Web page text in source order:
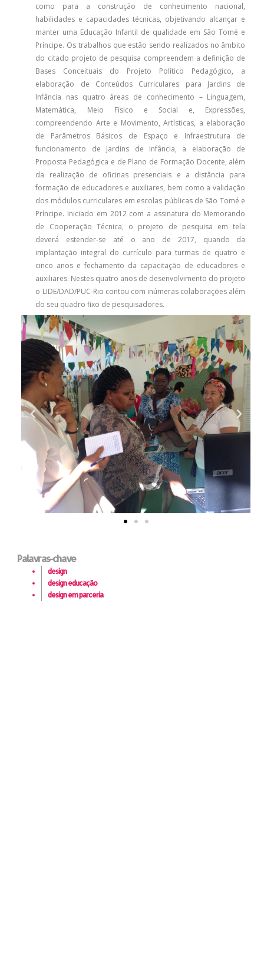
como para a construção de conhecimento nacional,
habilidades e capacidades técnicas, objetivando alcançar e
manter uma Educação Infantil de qualidade em São Tomé e
Príncipe. Os trabalhos que estão sendo realizados no âmbito
do citado projeto de pesquisa compreendem a definição de
Bases Conceituais do Projeto Político Pedagógico, a
elaboração de Conteúdos Curriculares para Jardins de
Infância nas quatro áreas de conhecimento – Linguagem,
Matemática, Meio Físico e Social e, Expressões,
compreendendo Arte e Movimento, Artísticas, a elaboração
de Parâmetros Básicos de Espaço e Infraestrutura de
funcionamento de Jardins de Infância, a elaboração de
Proposta Pedagógica e de Plano de Formação Docente, além
da realização de oficinas presenciais e a distância para
formação de educadores e auxiliares, bem como a validação
dos módulos curriculares em escolas públicas de São Tomé e
Príncipe. Iniciado em 2012 com a assinatura do Memorando
de Cooperação Técnica, o projeto de pesquisa em tela
deverá estender-se até o ano de 2017, quando da
implantação integral do currículo para turmas de quatro e
cinco anos e fechamento da capacitação de educadores e
auxiliares. Nestes quatro anos de desenvolvimento do projeto
o LIDE/DAD/PUC-Rio contou com inúmeras colaborações além
do seu quadro fixo de pesquisadores.
Palavras-chave
design
design educação
design em parceria